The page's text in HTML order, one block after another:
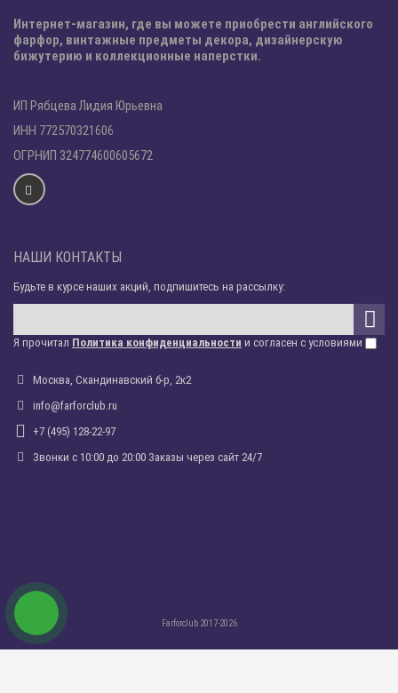
Интернет-магазин, где вы можете приобрести английского
фарфор, винтажные предметы декора, дизайнерскую
бижутерию и коллекционные наперстки.
ИП Рябцева Лидия Юрьевна
ИНН 772570321606
ОГРНИП 324774600605672
НАШИ КОНТАКТЫ
Будьте в курсе наших акций, подпишитесь на рассылку:
Я прочитал Политика конфиденциальности и согласен с условиями
Москва, Скандинавский б-р, 2к2
info@farforclub.ru
+7 (495) 128-22-97
Звонки c 10:00 до 20:00 Заказы через сайт 24/7
Farforclub 2017-2026